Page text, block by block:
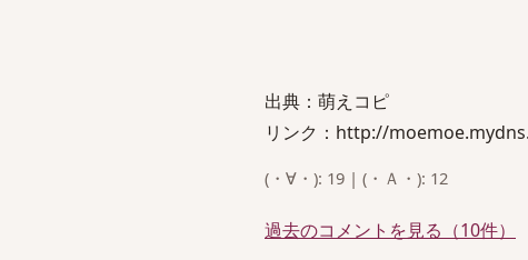
出典：萌えコピ
リンク：http://
(・∀・): 19 | (・Ａ・): 12
過去のコメントを見る（10件）